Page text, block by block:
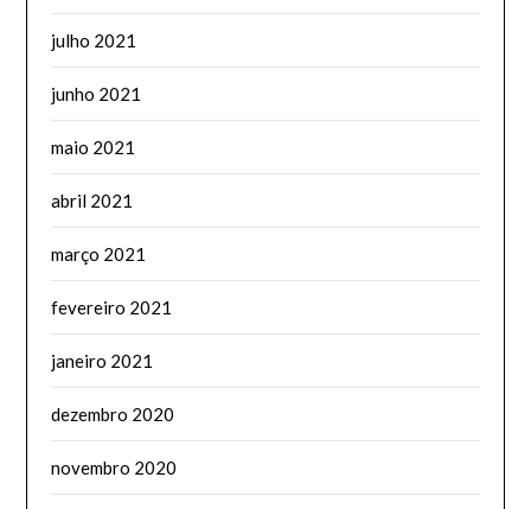
julho 2021
junho 2021
maio 2021
abril 2021
março 2021
fevereiro 2021
janeiro 2021
dezembro 2020
novembro 2020